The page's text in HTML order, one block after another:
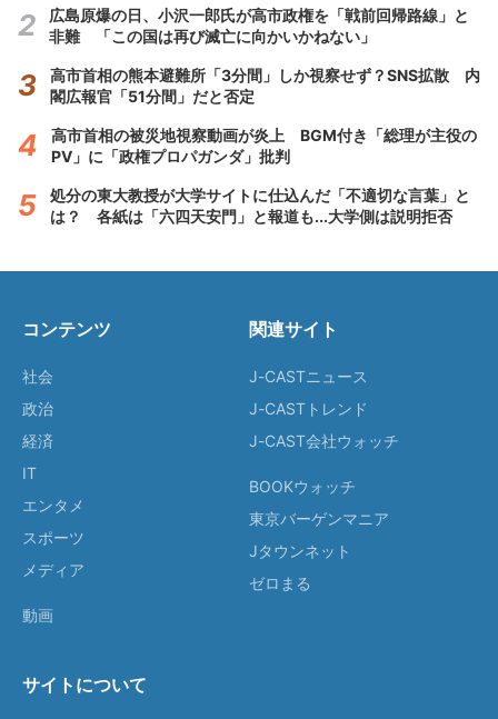
広島原爆の日、小沢一郎氏が高市政権を「戦前回帰路線」と
非難 「この国は再び滅亡に向かいかねない」
高市首相の熊本避難所「3分間」しか視察せず？SNS拡散 内
閣広報官「51分間」だと否定
高市首相の被災地視察動画が炎上 BGM付き「総理が主役の
PV」に「政権プロパガンダ」批判
処分の東大教授が大学サイトに仕込んだ「不適切な言葉」と
は？ 各紙は「六四天安門」と報道も...大学側は説明拒否
コンテンツ
社会
政治
経済
IT
エンタメ
スポーツ
メディア
動画
関連サイト
J-CASTニュース
J-CASTトレンド
J-CAST会社ウォッチ
BOOKウォッチ
東京バーゲンマニア
Jタウンネット
ゼロまる
サイトについて